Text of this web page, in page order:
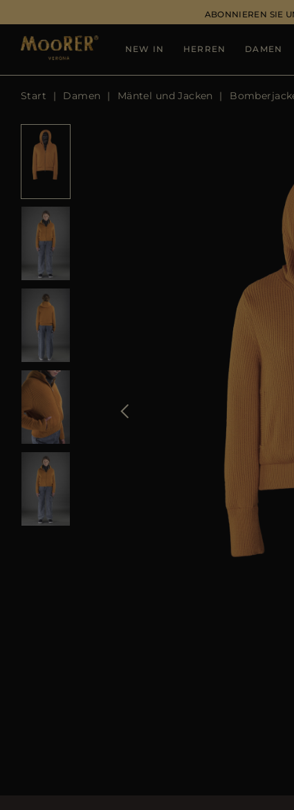
ABONNIEREN SIE
NEW IN HERREN DAMEN
Start Damen Mäntel und Jacken